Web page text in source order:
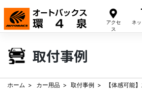
アクセ
ス
ネ
Skip
content
取付事例
ホーム カー用品 取付事例
【体感可能